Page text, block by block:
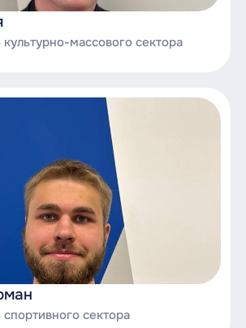
массового сектора
сектора